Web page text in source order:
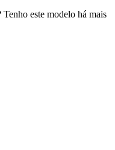
este modelo há mais